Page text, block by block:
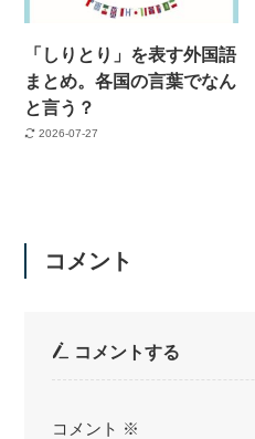
「しりとり」を表す外国語
まとめ。各国の言葉でなん
と言う？
2026-07-27
コメント
コメントする
コメント ※